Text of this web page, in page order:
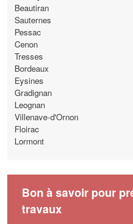
Beautiran
Sauternes
Pessac
Cenon
Tresses
Bordeaux
Eysines
Gradignan
Leognan
Villenave-d'Ornon
Floirac
Lormont
Bon à savoir pour
travaux